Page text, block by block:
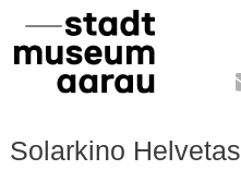
Solarkino Helvetas